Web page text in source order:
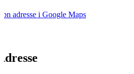
adresse i Google Maps